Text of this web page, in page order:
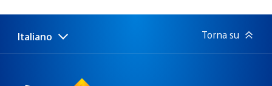
pubblicazione:
Seleziona
Regione
Italiano Torna su